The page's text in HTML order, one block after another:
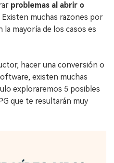
problemas al abrir o
Existen muchas razones por
la mayoría de los casos es
hacer una conversión o
existen muchas
exploraremos 5 posibles
que te resultarán muy